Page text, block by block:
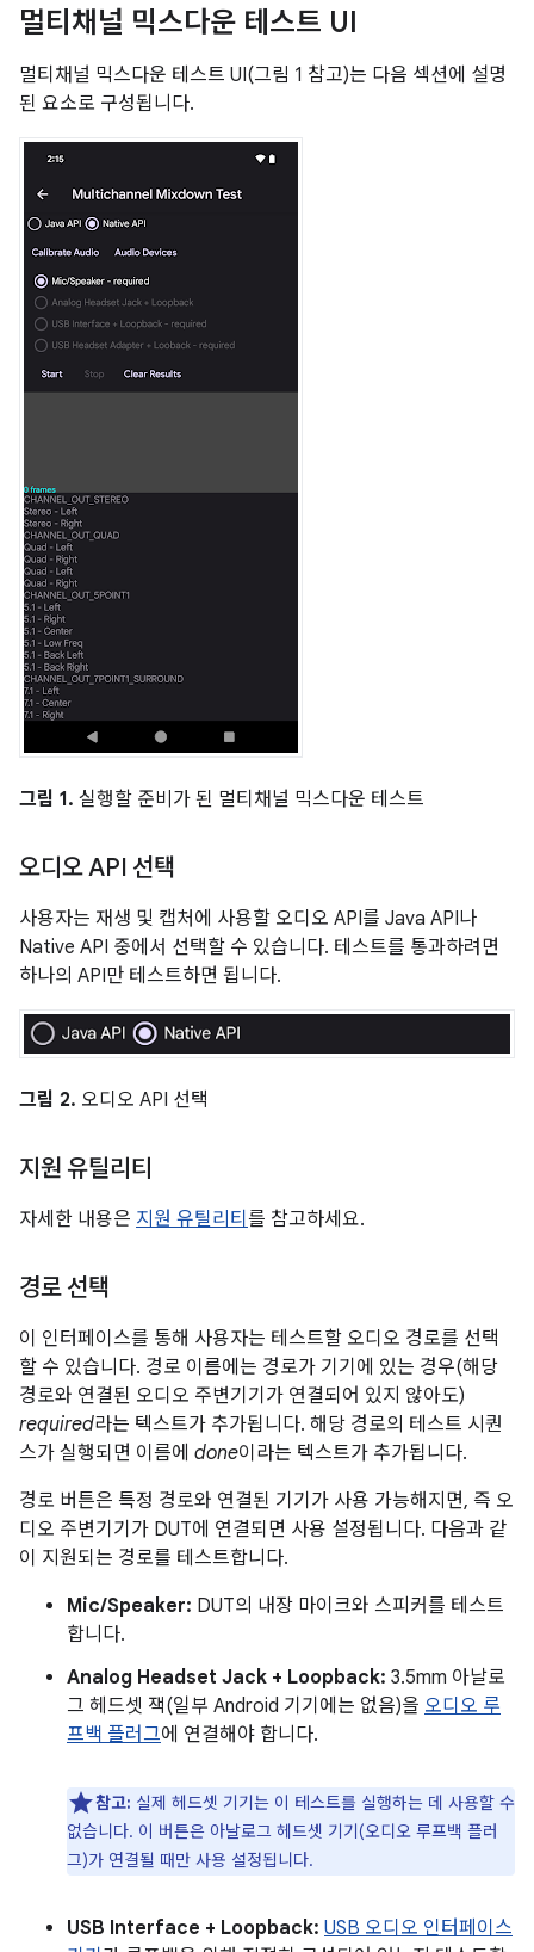
멀티채널 믹스다운 테스트 UI
멀티채널 믹스다운 테스트 UI(그림 1 참고)는 다음 섹션에 설명
된 요소로 구성됩니다.
그림 1. 실행할 준비가 된 멀티채널 믹스다운 테스트
오디오 API 선택
사용자는 재생 및 캡처에 사용할 오디오 API를 Java API나
Native API 중에서 선택할 수 있습니다. 테스트를 통과하려면
하나의 API만 테스트하면 됩니다.
그림 2. 오디오 API 선택
지원 유틸리티
자세한 내용은 지원 유틸리티 를 참고하세요.
경로 선택
이 인터페이스를 통해 사용자는 테스트할 오디오 경로를 선택
할 수 있습니다. 경로 이름에는 경로가 기기에 있는 경우(해당
경로와 연결된 오디오 주변기기가 연결되어 있지 않아도)
required라는 텍스트가 추가됩니다. 해당 경로의 테스트 시퀀
스가 실행되면 이름에 done이라는 텍스트가 추가됩니다.
경로 버튼은 특정 경로와 연결된 기기가 사용 가능해지면, 즉 오
디오 주변기기가 DUT에 연결되면 사용 설정됩니다. 다음과 같
이 지원되는 경로를 테스트합니다.
Mic/Speaker: DUT의 내장 마이크와 스피커를 테스트
합니다.
Analog Headset Jack + Loopback: 3.5mm 아날로
그 헤드셋 잭(일부 Android 기기에는 없음)을 오디오 루
프백 플러그에 연결해야 합니다.
참고: 실제 헤드셋 기기는 이 테스트를 실행하는 데 사용할 수
없습니다. 이 버튼은 아날로그 헤드셋 기기(오디오 루프백 플러
그)가 연결될 때만 사용 설정됩니다.
USB Interface + Loopback: USB 오디오 인터페이스